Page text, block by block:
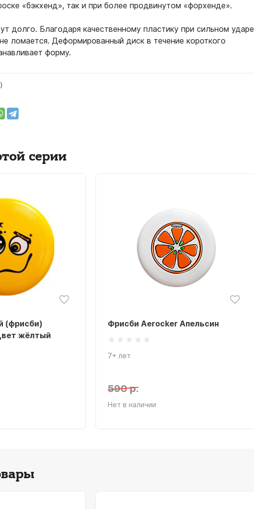
«бэкхенд», так и при более продвинутом «форхенде».
долго. Благодаря качественному пластику при сильном ударе
ломается. Деформированный диск в течение короткого
форму.
серии
(фрисби)
жёлтый
Фрисби Aerocker Апельсин
7+ лет
590 р.
Нет в наличии